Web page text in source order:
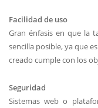
Facilidad de uso
Gran énfasis en que la
sencilla posible, ya que
creado cumple con los
Seguridad
Sistemas web o